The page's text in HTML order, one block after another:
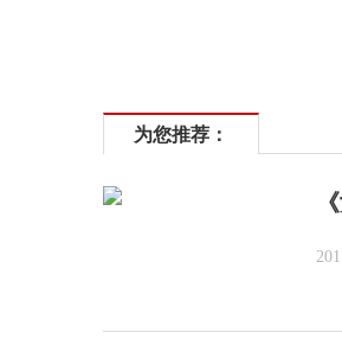
为您推荐：